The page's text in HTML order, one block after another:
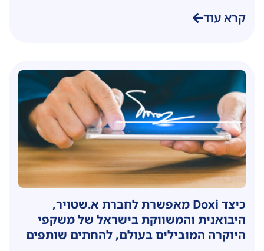
קרא עוד
כיצד Doxi מאפשרת לחברת א.שטויר,
היבואנית והמשווקת בישראל של משקפי
היוקרה המובילים בעולם, להחתים שותפים